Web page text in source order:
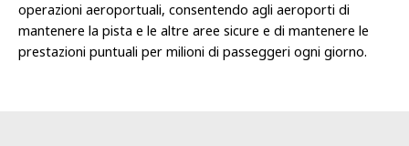
operazioni aeroportuali, consentendo agli aeroporti di
mantenere la pista e le altre aree sicure e di mantenere le
prestazioni puntuali per milioni di passeggeri ogni giorno.